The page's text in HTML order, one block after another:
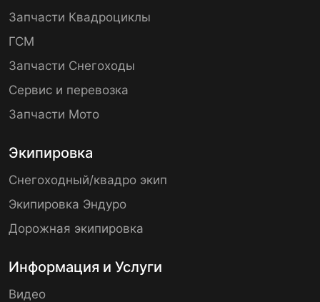
Запчасти Квадроциклы
ГСМ
Запчасти Снегоходы
Сервис и перевозка
Запчасти Мото
Экипировка
Снегоходный/квадро экип
Экипировка Эндуро
Дорожная экипировка
Информация и Услуги
Видео